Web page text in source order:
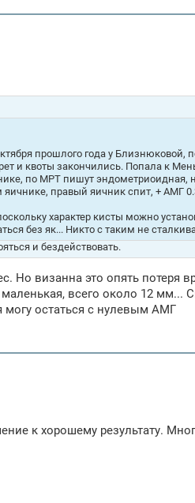
прошлого года у Близнюковой,
и квоты закончились. Попала к
по МРТ пишут эндометриоидная,
правый яичник спит, + АМГ
характер кисты можно
без як... Никто с таким не
и бездействовать.
Но визанна это опять потеря
всего около 12 мм...
могу остаться с нулевым АМГ
к хорошему результату.